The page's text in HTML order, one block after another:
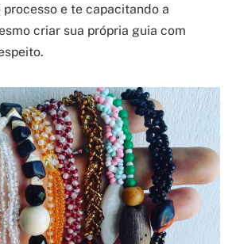
e te capacitando a
criar sua própria guia com